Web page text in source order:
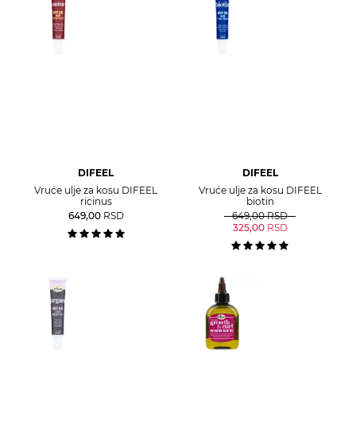
DIFEEL
Vruće ulje za kosu DIFEEL
ricinus
649,00 RSD
DIFEEL
Vruće ulje za kosu DIFEEL
biotin
649,00 RSD
325,00 RSD